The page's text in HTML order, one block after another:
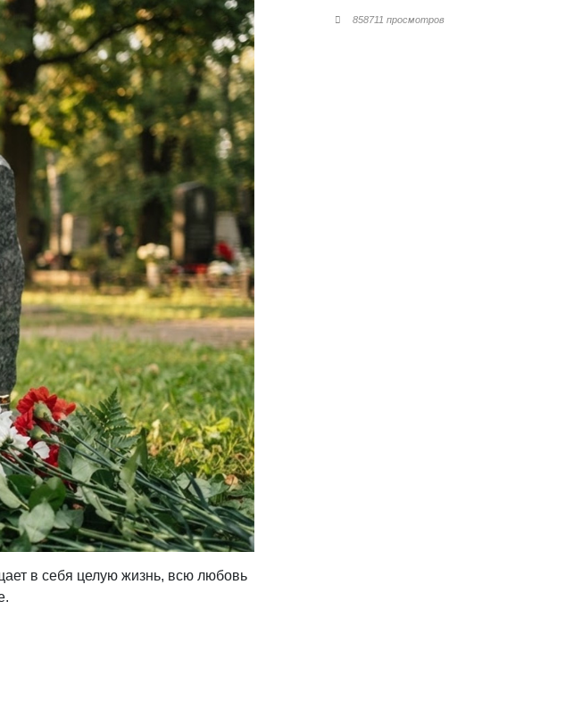
в себя целую жизнь, всю любовь
858711 просмотров